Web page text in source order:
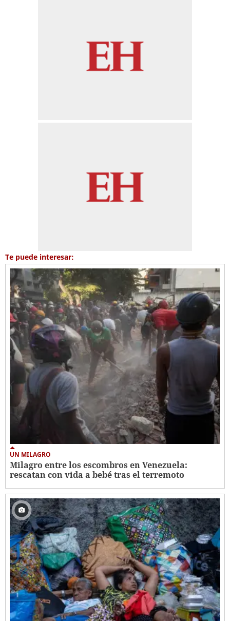
Te puede interesar:
UN MILAGRO
Milagro entre los escombros en Venezuela:
rescatan con vida a bebé tras el terremoto